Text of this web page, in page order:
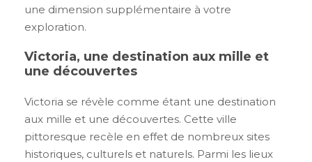
une dimension supplémentaire à votre
exploration.
Victoria, une destination aux mille et
une découvertes
Victoria se révèle comme étant une destination
aux mille et une découvertes. Cette ville
pittoresque recèle en effet de nombreux sites
historiques, culturels et naturels. Parmi les lieux